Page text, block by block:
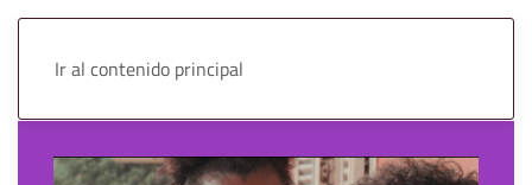
Ir al contenido principal